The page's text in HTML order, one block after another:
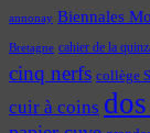
annonay Biennales
Bretagne cahier de la
cinq nerfs collège
cuir à coins